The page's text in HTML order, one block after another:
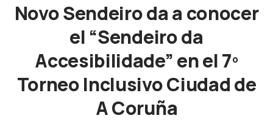
Novo Sendeiro da a conocer
el “Sendeiro da
Accesibilidade” en el 7º
Torneo Inclusivo Ciudad de
A Coruña